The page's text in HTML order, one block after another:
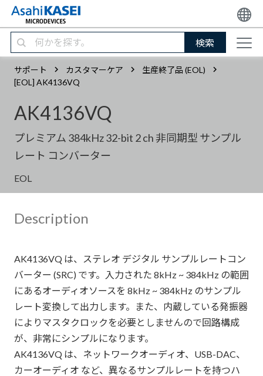
検索
サポート カスタマーケア
生産終了品 (EOL)
[EOL] AK4136VQ
AK4136VQ
プレミアム 384kHz 32-bit 2 ch 非同期型 サンプル
レート コンバーター
EOL
Description
AK4136VQ は、ステレオ デジタル サンプルレートコン
バーター (SRC) です。入力された 8kHz ~ 384kHz の範囲
にあるオーディオソースを 8kHz ~ 384kHz のサンプル
レート変換して出力します。また、内蔵している発振器
によりマスタクロックを必要としませんので回路構成
が、非常にシンプルになります。
AK4136VQ は、ネットワークオーディオ、USB-DAC、
カーオーディオ など、異なるサンプルレートを持つハ